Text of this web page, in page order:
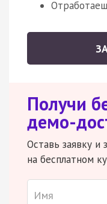
Получи
демо-
Оставь заявку и
на бесплатном